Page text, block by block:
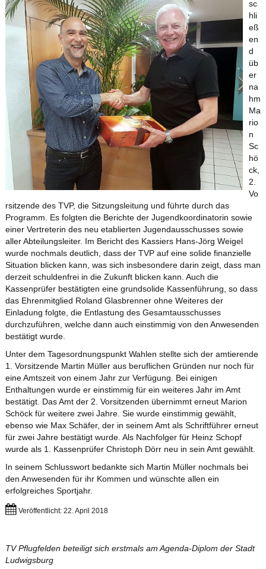
sc
hli
eß
en
d
üb
er
na
hm
Ma
rio
n
Sc
hö
ck,
2.
Vo
rsitzende des TVP, die Sitzungsleitung und führte durch das
Programm. Es folgten die Berichte der Jugendkoordinatorin sowie
einer Vertreterin des neu etablierten Jugendausschusses sowie
aller Abteilungsleiter. Im Bericht des Kassiers Hans-Jörg Weigel
wurde nochmals deutlich, dass der TVP auf eine solide finanzielle
Situation blicken kann, was sich insbesondere darin zeigt, dass man
derzeit schuldenfrei in die Zukunft blicken kann. Auch die
Kassenprüfer bestätigten eine grundsolide Kassenführung, so dass
das Ehrenmitglied Roland Glasbrenner ohne Weiteres der
Einladung folgte, die Entlastung des Gesamtausschusses
durchzuführen, welche dann auch einstimmig von den Anwesenden
bestätigt wurde.
Unter dem Tagesordnungspunkt Wahlen stellte sich der amtierende
1. Vorsitzende Martin Müller aus beruflichen Gründen nur noch für
eine Amtszeit von einem Jahr zur Verfügung. Bei einigen
Enthaltungen wurde er einstimmig für ein weiteres Jahr im Amt
bestätigt. Das Amt der 2. Vorsitzenden übernimmt erneut Marion
Schöck für weitere zwei Jahre. Sie wurde einstimmig gewählt,
ebenso wie Max Schäfer, der in seinem Amt als Schriftführer erneut
für zwei Jahre bestätigt wurde. Als Nachfolger für Heinz Schopf
wurde als 1. Kassenprüfer Christoph Dörr neu in sein Amt gewählt.
In seinem Schlusswort bedankte sich Martin Müller nochmals bei
den Anwesenden für ihr Kommen und wünschte allen ein
erfolgreiches Sportjahr.
Veröffentlicht: 22. April 2018
TV Pflugfelden beteiligt sich erstmals am Agenda-Diplom der Stadt
Ludwigsburg